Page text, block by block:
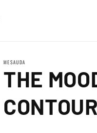
MESAUDA
THE